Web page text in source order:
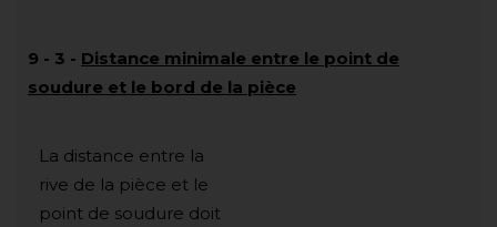
9 - 3 - Distance minimale entre le point de
soudure et le bord de la pièce
La distance entre la
rive de la pièce et le
point de soudure doit